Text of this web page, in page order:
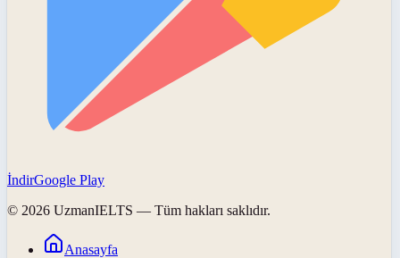
İndirGoogle Play
© 2026 UzmanIELTS — Tüm hakları saklıdır.
Anasayfa